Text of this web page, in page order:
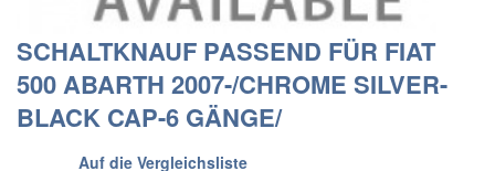
SCHALTKNAUF PASSEND FÜR FIAT
500 ABARTH 2007-/CHROME SILVER-
BLACK CAP-6 GÄNGE/
Auf die Vergleichsliste